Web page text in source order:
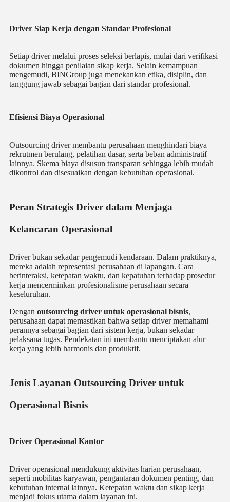
Driver Siap Kerja dengan Standar Profesional
Setiap driver melalui proses seleksi berlapis, mulai dari verifikasi
dokumen hingga penilaian sikap kerja. Selain kemampuan
mengemudi, BINGroup juga menekankan etika, disiplin, dan
tanggung jawab sebagai bagian dari standar profesional.
Efisiensi Biaya Operasional
Outsourcing driver membantu perusahaan menghindari biaya
rekrutmen berulang, pelatihan dasar, serta beban administratif
lainnya. Skema biaya disusun transparan sehingga lebih mudah
dikontrol dan disesuaikan dengan kebutuhan operasional.
Peran Strategis Driver dalam Menjaga
Kelancaran Operasional
Driver bukan sekadar pengemudi kendaraan. Dalam praktiknya,
mereka adalah representasi perusahaan di lapangan. Cara
berinteraksi, ketepatan waktu, dan kepatuhan terhadap prosedur
kerja mencerminkan profesionalisme perusahaan secara
keseluruhan.
Dengan outsourcing driver untuk operasional bisnis,
perusahaan dapat memastikan bahwa setiap driver memahami
perannya sebagai bagian dari sistem kerja, bukan sekadar
pelaksana tugas. Pendekatan ini membantu menciptakan alur
kerja yang lebih harmonis dan produktif.
Jenis Layanan Outsourcing Driver untuk
Operasional Bisnis
Driver Operasional Kantor
Driver operasional mendukung aktivitas harian perusahaan,
seperti mobilitas karyawan, pengantaran dokumen penting, dan
kebutuhan internal lainnya. Ketepatan waktu dan sikap kerja
menjadi fokus utama dalam layanan ini.